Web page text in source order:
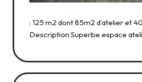
: 125 m2 dont 85m2 d’atelier et
Description Superbe espace